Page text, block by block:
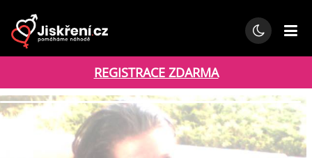
REGISTRACE ZDARMA